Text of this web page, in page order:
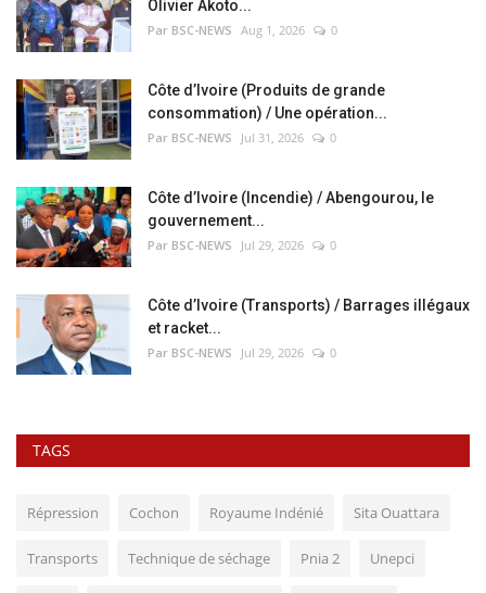
Olivier Akoto...
Par BSC-NEWS Aug 1, 2026 0
Côte d’Ivoire (Produits de grande
consommation) / Une opération...
Par BSC-NEWS Jul 31, 2026 0
Côte d’Ivoire (Incendie) / Abengourou, le
gouvernement...
Par BSC-NEWS Jul 29, 2026 0
Côte d’Ivoire (Transports) / Barrages illégaux
et racket...
Par BSC-NEWS Jul 29, 2026 0
TAGS
Répression Cochon Royaume Indénié Sita Ouattara
Transports Technique de séchage Pnia 2 Unepci